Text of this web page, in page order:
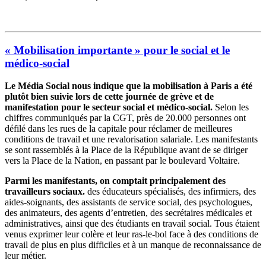
« Mobilisation importante » pour le social et le
médico-social
Le Média Social nous indique que la mobilisation à Paris a été
plutôt bien suivie lors de cette journée de grève et de
manifestation pour le secteur social et médico-social. Selon les
chiffres communiqués par la CGT, près de 20.000 personnes ont
défilé dans les rues de la capitale pour réclamer de meilleures
conditions de travail et une revalorisation salariale. Les manifestants
se sont rassemblés à la Place de la République avant de se diriger
vers la Place de la Nation, en passant par le boulevard Voltaire.
Parmi les manifestants, on comptait principalement des
travailleurs sociaux. des éducateurs spécialisés, des infirmiers, des
aides-soignants, des assistants de service social, des psychologues,
des animateurs, des agents d’entretien, des secrétaires médicales et
administratives, ainsi que des étudiants en travail social. Tous étaient
venus exprimer leur colère et leur ras-le-bol face à des conditions de
travail de plus en plus difficiles et à un manque de reconnaissance de
leur métier.